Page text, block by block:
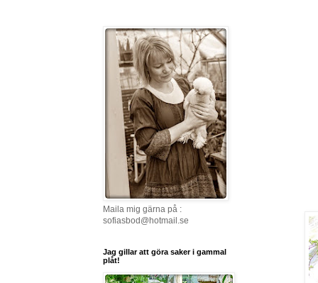
Maila mig gärna på :
sofiasbod@hotmail.se
Jag gillar att göra saker i gammal
plåt!